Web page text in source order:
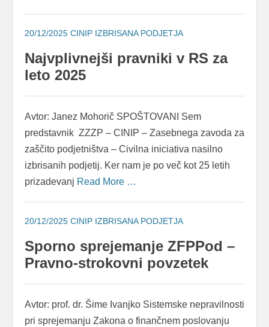
20/12/2025 CINIP IZBRISANA PODJETJA
Najvplivnejši pravniki v RS za
leto 2025
Avtor: Janez Mohorič SPOŠTOVANI Sem
predstavnik ZZZP – CINIP – Zasebnega zavoda za
zaščito podjetništva – Civilna iniciativa nasilno
izbrisanih podjetij. Ker nam je po več kot 25 letih
prizadevanj Read More …
20/12/2025 CINIP IZBRISANA PODJETJA
Sporno sprejemanje ZFPPod –
Pravno-strokovni povzetek
Avtor: prof. dr. Šime Ivanjko Sistemske nepravilnosti
pri sprejemanju Zakona o finančnem poslovanju